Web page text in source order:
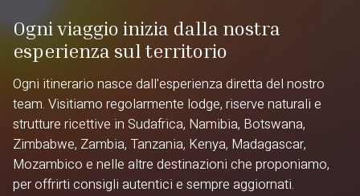
Ogni viaggio inizia dalla nostra
esperienza sul territorio
Ogni itinerario nasce dall'esperienza diretta del nostro
team. Visitiamo regolarmente lodge, riserve naturali e
strutture ricettive in Sudafrica, Namibia, Botswana,
Zimbabwe, Zambia, Tanzania, Kenya, Madagascar,
Mozambico e nelle altre destinazioni che proponiamo,
per offrirti consigli autentici e sempre aggiornati.